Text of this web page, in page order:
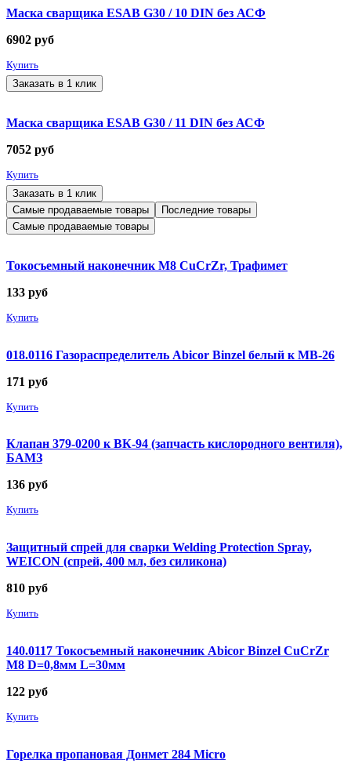
Маска сварщика ESAB G30 / 10 DIN без АСФ
6902 руб
Купить
Заказать в 1 клик
Маска сварщика ESAB G30 / 11 DIN без АСФ
7052 руб
Купить
Заказать в 1 клик
Самые продаваемые товары
Последние товары
Самые продаваемые товары
Токосъемный наконечник М8 CuCrZr, Трафимет
133 руб
Купить
018.0116 Газораспределитель Abicor Binzel белый к MB-26
171 руб
Купить
Клапан 379-0200 к ВК-94 (запчасть кислородного вентиля),
БАМЗ
136 руб
Купить
Защитный спрей для сварки Welding Protection Spray,
WEICON (спрей, 400 мл, без силикона)
810 руб
Купить
140.0117 Токосъемный наконечник Abicor Binzel CuCrZr
М8 D=0,8мм L=30мм
122 руб
Купить
Горелка пропановая Донмет 284 Micro